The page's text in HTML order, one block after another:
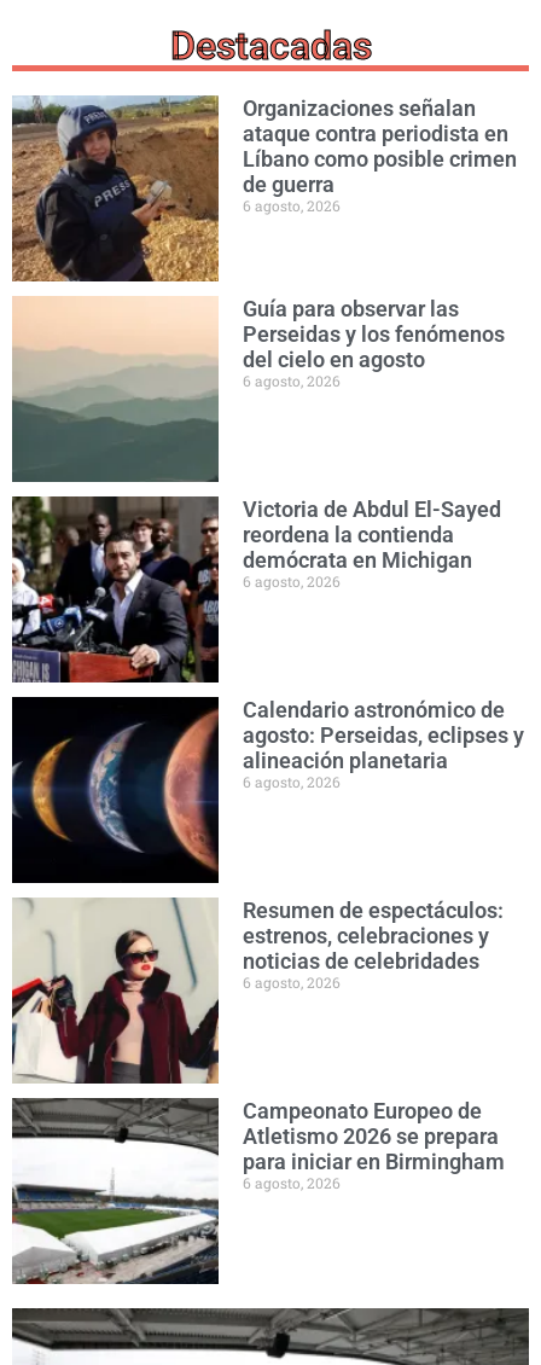
Destacadas
Organizaciones señalan
ataque contra periodista en
Líbano como posible crimen
de guerra
6 agosto, 2026
Guía para observar las
Perseidas y los fenómenos
del cielo en agosto
6 agosto, 2026
Victoria de Abdul El-Sayed
reordena la contienda
demócrata en Michigan
6 agosto, 2026
Calendario astronómico de
agosto: Perseidas, eclipses y
alineación planetaria
6 agosto, 2026
Resumen de espectáculos:
estrenos, celebraciones y
noticias de celebridades
6 agosto, 2026
Campeonato Europeo de
Atletismo 2026 se prepara
para iniciar en Birmingham
6 agosto, 2026